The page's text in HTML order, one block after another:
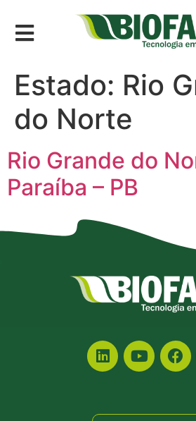
Estado: Rio
do Norte
Rio Grande do
Paraíba – PB